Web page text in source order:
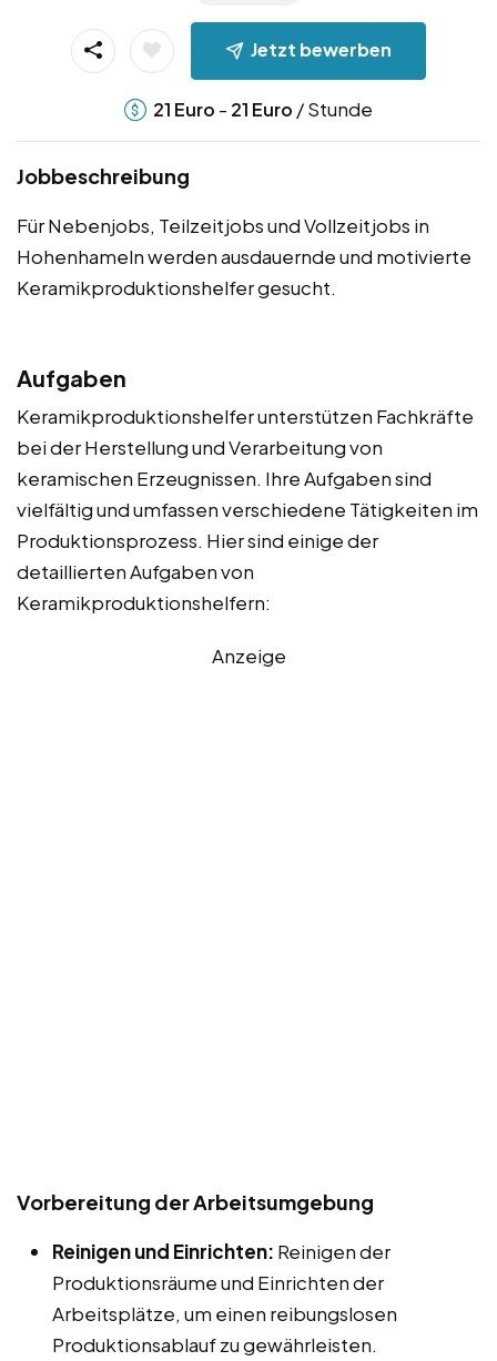
Jetzt bewerben
21 Euro - 21 Euro / Stunde
Jobbeschreibung
Für Nebenjobs, Teilzeitjobs und Vollzeitjobs in
Hohenhameln werden ausdauernde und motivierte
Keramikproduktionshelfer gesucht.
Aufgaben
Keramikproduktionshelfer unterstützen Fachkräfte
bei der Herstellung und Verarbeitung von
keramischen Erzeugnissen. Ihre Aufgaben sind
vielfältig und umfassen verschiedene Tätigkeiten im
Produktionsprozess. Hier sind einige der
detaillierten Aufgaben von
Keramikproduktionshelfern:
Anzeige
Vorbereitung der Arbeitsumgebung
Reinigen und Einrichten: Reinigen der
Produktionsräume und Einrichten der
Arbeitsplätze, um einen reibungslosen
Produktionsablauf zu gewährleisten.